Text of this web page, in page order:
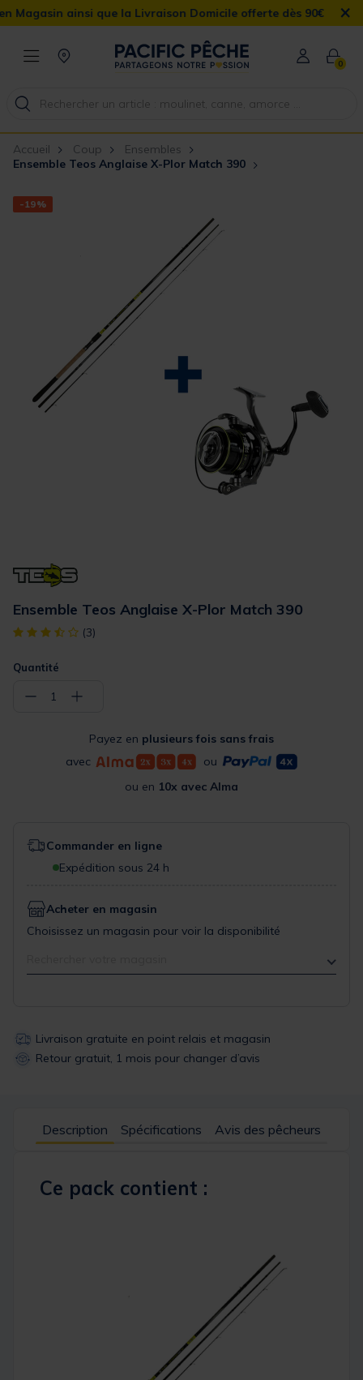
que la Livraison Domicile offerte dès 90€ ×
0
Accueil Coup
Ensembles
Ensemble Teos Anglaise X-Plor Match 390
-19%
Ensemble Teos Anglaise X-Plor Match 390
[object Object] out of 5 Customer Rating
(3)
Quantité
− 1 +
Payez en plusieurs fois sans frais
avec
ou
ou en 10x avec Alma
Commander en ligne
Expédition sous 24 h
Acheter en magasin
Choisissez un magasin pour voir la disponibilité
Livraison gratuite en point relais et magasin
Retour gratuit, 1 mois pour changer d’avis
Description Spécifications Avis des pêcheurs
Ce pack contient :